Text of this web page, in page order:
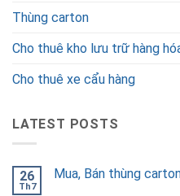
Thùng carton
Cho thuê kho lưu trữ hàng
Cho thuê xe cẩu hàng
LATEST POSTS
26
Th7
Mua, Bán thùng